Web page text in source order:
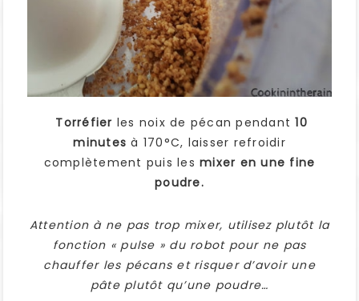
Torréfier les noix de pécan pendant10
minutes à 170°C, laisser refroidir
complètement puis lesmixer en une fine
poudre.
Attention à ne pas trop mixer, utilisez plutôt la
fonction « pulse » du robot pour ne pas
chauffer les pécans et risquer d’avoir une
pâte plutôt qu’une poudre…